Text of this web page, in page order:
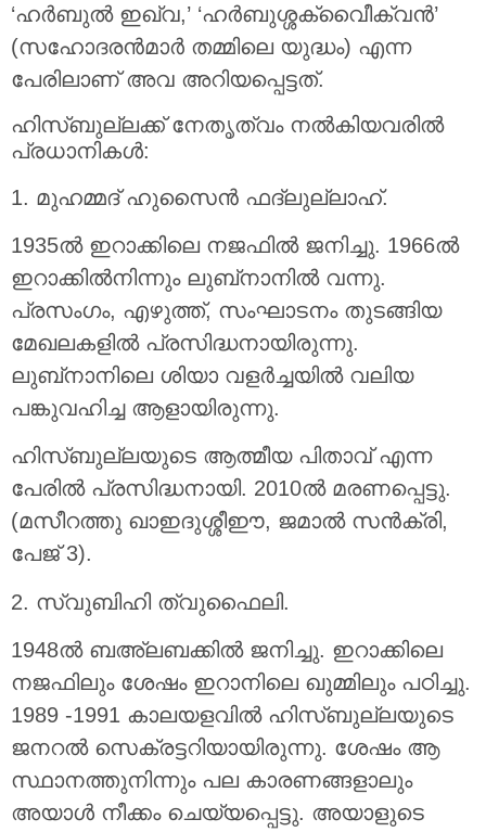
‘ഹർബുൽ ഇഖ്‌വ,’ ‘ഹർബുശ്ശക്വീൈ‌ക്വൻ’
(സഹോദരൻമാർ തമ്മിലെ യുദ്ധം) എന്ന
പേരിലാണ് അവ അറിയപ്പെട്ടത്.
ഹിസ്ബുല്ലക്ക് നേതൃത്വം നൽകിയവരിൽ
പ്രധാനികൾ:
1. മുഹമ്മദ് ഹുസൈൻ ഫദ്‌ലുല്ലാഹ്.
1935ൽ ഇറാക്കിലെ നജഫിൽ ജനിച്ചു. 1966ൽ
ഇറാക്കിൽനിന്നും ലുബ്‌നാനിൽ വന്നു.
പ്രസംഗം, എഴുത്ത്, സംഘാടനം തുടങ്ങിയ
മേഖലകളിൽ പ്രസിദ്ധനായിരുന്നു.
ലുബ്‌നാനിലെ ശിയാ വളർച്ചയിൽ വലിയ
പങ്കുവഹിച്ച ആളായിരുന്നു.
ഹിസ്ബുല്ലയുടെ ആത്മീയ പിതാവ് എന്ന
പേരിൽ പ്രസിദ്ധനായി. 2010ൽ മരണപ്പെട്ടു.
(മസീറത്തു ഖാഇദുശ്ശീഈ, ജമാൽ സൻക്രി,
പേജ് 3).
2. സ്വുബിഹി ത്വുഫൈലി.
1948ൽ ബഅ്‌ലബക്കിൽ ജനിച്ചു. ഇറാക്കിലെ
നജഫിലും ശേഷം ഇറാനിലെ ഖുമ്മിലും പഠിച്ചു.
1989 -1991 കാലയളവിൽ ഹിസ്ബുല്ലയുടെ
ജനറൽ സെക്രട്ടറിയായിരുന്നു. ശേഷം ആ
സ്ഥാനത്തുനിന്നും പല കാരണങ്ങളാലും
അയാൾ നീക്കം ചെയ്യപ്പെട്ടു. അയാളുടെ